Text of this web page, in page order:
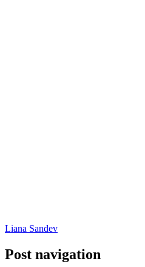
Liana Sandev
Post navigation